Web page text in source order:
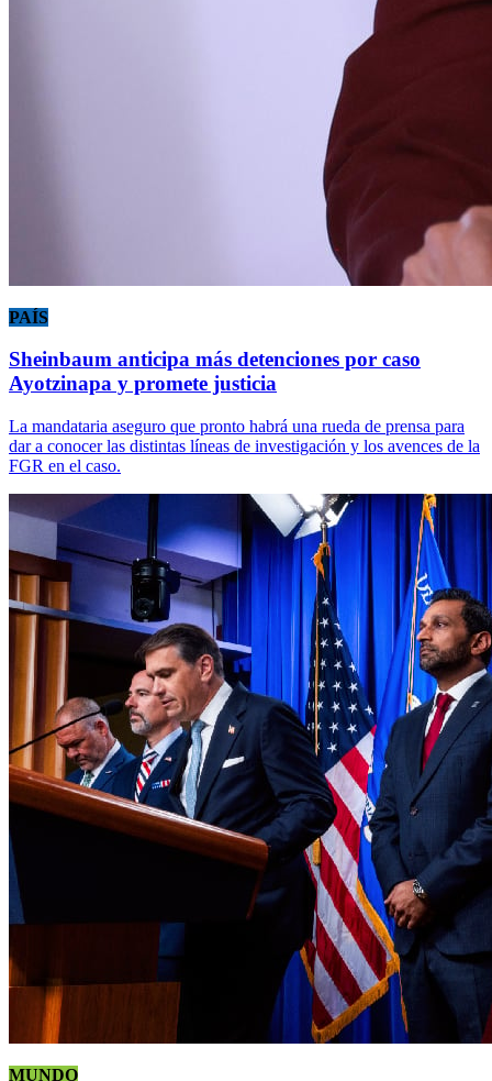
PAÍS
Sheinbaum anticipa más detenciones por caso
Ayotzinapa y promete justicia
La mandataria aseguro que pronto habrá una rueda de prensa para
dar a conocer las distintas líneas de investigación y los avences de la
FGR en el caso.
MUNDO